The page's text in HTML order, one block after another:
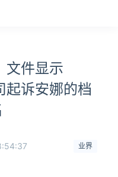
文件显示
诉安娜的档
业界